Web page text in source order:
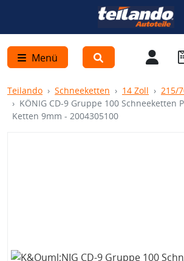
Menü
Teilando Schneeketten 14 Zoll
215/
KÖNIG CD-9 Gruppe 100 Schneeketten
Ketten 9mm - 2004305100